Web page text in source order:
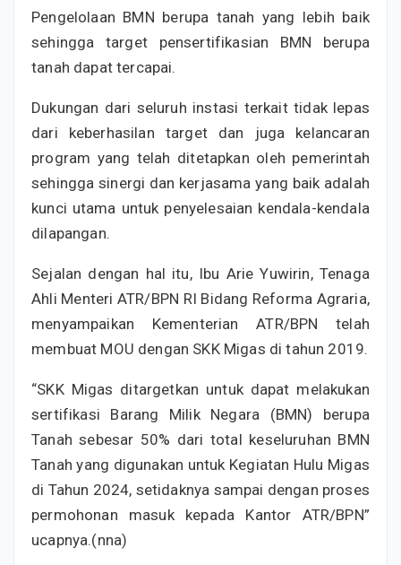
Pengelolaan BMN berupa tanah yang lebih baik
sehingga target pensertifikasian BMN berupa
tanah dapat tercapai.
Dukungan dari seluruh instasi terkait tidak lepas
dari keberhasilan target dan juga kelancaran
program yang telah ditetapkan oleh pemerintah
sehingga sinergi dan kerjasama yang baik adalah
kunci utama untuk penyelesaian kendala-kendala
dilapangan.
Sejalan dengan hal itu, Ibu Arie Yuwirin, Tenaga
Ahli Menteri ATR/BPN RI Bidang Reforma Agraria,
menyampaikan Kementerian ATR/BPN telah
membuat MOU dengan SKK Migas di tahun 2019.
“SKK Migas ditargetkan untuk dapat melakukan
sertifikasi Barang Milik Negara (BMN) berupa
Tanah sebesar 50% dari total keseluruhan BMN
Tanah yang digunakan untuk Kegiatan Hulu Migas
di Tahun 2024, setidaknya sampai dengan proses
permohonan masuk kepada Kantor ATR/BPN”
ucapnya.(nna)